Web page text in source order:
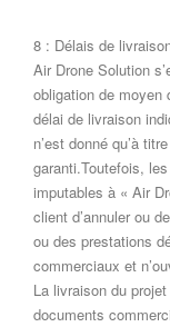
8 : Délais de
Air Drone Solution
obligation de moyen
délai de livraison
n’est donné qu’à
garanti.Toutefois,
imputables à « Air
client d’annuler ou
ou des prestations
commerciaux et
La livraison du
documents